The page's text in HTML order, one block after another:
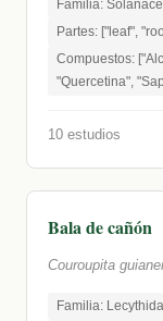
Familia:
Partes: ["leaf",
Compuestos:
"Quercetina",
10 estudios
Bala de cañón
Couroupita
Familia: